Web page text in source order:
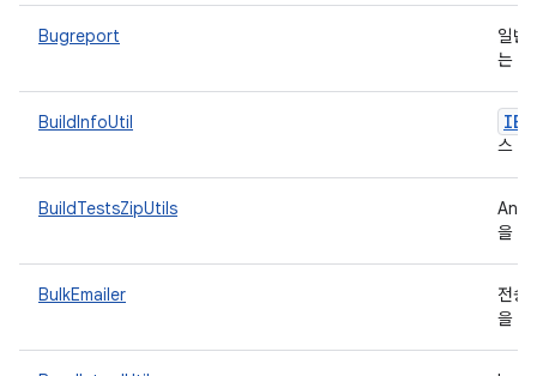
Bugreport
일반
는
BuildInfoUtil
스
BuildTestsZipUtils
을
BulkEmailer
전송
을